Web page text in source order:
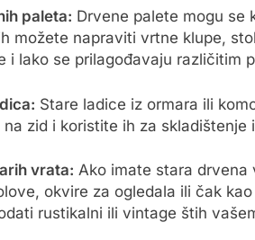
paleta: Drvene palete mogu se
možete napraviti vrtne klupe,
i lako se prilagođavaju različitim
Stare ladice iz ormara ili
zid i koristite ih za skladištenje
vrata: Ako imate stara drvena
okvire za ogledala ili čak
rustikalni ili vintage štih